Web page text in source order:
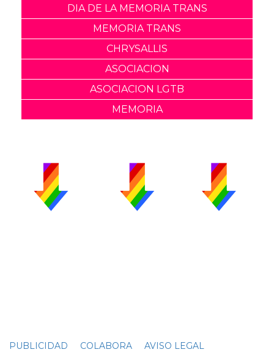
DIA DE LA MEMORIA TRANS
MEMORIA TRANS
CHRYSALLIS
ASOCIACION
ASOCIACION LGTB
MEMORIA
PUBLICIDAD COLABORA AVISO LEGAL